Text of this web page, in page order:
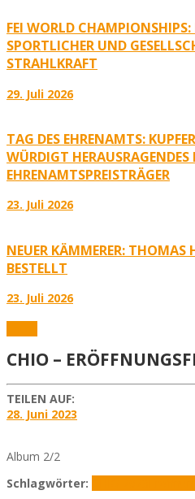
FEI WORLD CHAMPIONSHIPS:
PORTLICHER UND
TRAHLKRAFT
29. Juli 2026
TAG DES EHRENAMTS:
WÜRDIGT
EHRENAMTSPREISTRÄGER
23. Juli 2026
NEUER KÄMMERER: THOMAS
BESTELLT
23. Juli 2026
CHIO –
TEILEN AUF:
28. Juni 2023
Album 2/2
Schlagwörter: